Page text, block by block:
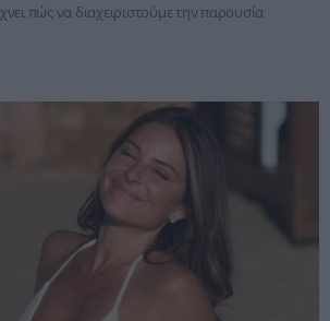
πώς να διαχειριστούμε την παρουσία